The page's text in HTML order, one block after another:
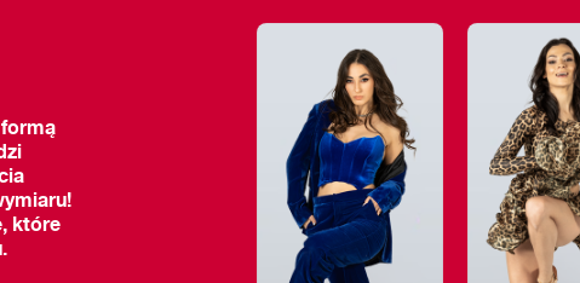
które